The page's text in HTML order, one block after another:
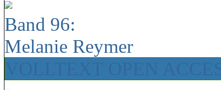
Band 96:
Melanie Reymer